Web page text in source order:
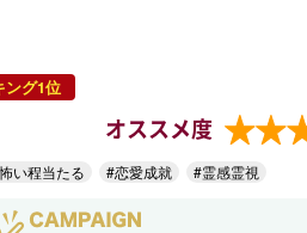
ング1位
オススメ度
い程当たる #恋愛成就 #霊感霊視